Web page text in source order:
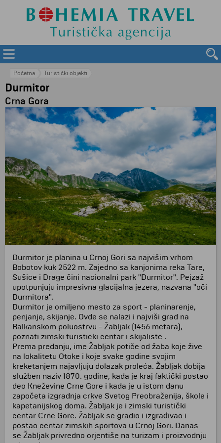
Početna Turistički objekti
Durmitor
Crna Gora
Durmitor je planina u Crnoj Gori sa najvišim vrhom
Bobotov kuk 2522 m. Zajedno sa kanjonima reka Tare,
Sušice i Drage čini nacionalni park "Durmitor". Pejzaž
upotpunjuju impresivna glacijalna jezera, nazvana "oči
Durmitora".
Durmitor je omiljeno mesto za sport - planinarenje,
penjanje, skijanje. Ovde se nalazi i najviši grad na
Balkanskom poluostrvu - Žabljak (1456 metara),
poznati zimski turisticki centar i skijaliste .
Prema predanju, ime Žabljak potiče od žaba koje žive
na lokalitetu Otoke i koje svake godine svojim
kreketanjem najavljuju dolazak proleća. Žabljak dobija
služben naziv 1870. godine, kada je kraj faktički postao
deo Kneževine Crne Gore i kada je u istom danu
započeta izgradnja crkve Svetog Preobraženija, škole i
kapetanijskog doma. Žabljak je i zimski turistički
centar Crne Gore. Žabljak se gradio i izgrađivao i
postao centar zimskih sportova u Crnoj Gori. Danas
se Žabljak privredno orjentiše na turizam i proizvodnju